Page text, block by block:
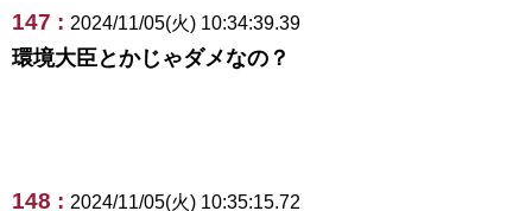
147 : 2024/11/05(火) 10:34:39.39
環境大臣とかじゃダメなの？
148 : 2024/11/05(火) 10:35:15.72